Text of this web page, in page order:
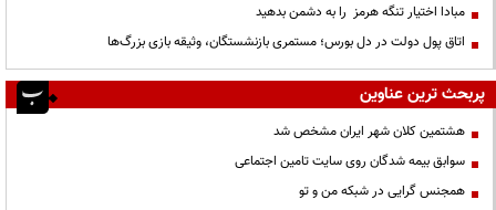
مبادا اختیار تنگه هرمز را به دشمن بدهید
اتاق پول دولت در دل بورس؛ مستمری بازنشستگان، وثیقه بازی بزرگ‌ها
پربحث ترین عناوین
هشتمین کلان شهر ایران مشخص شد
سوابق بیمه شدگان روی سایت تامین اجتماعی
همجنس گرایی در شبکه من و تو